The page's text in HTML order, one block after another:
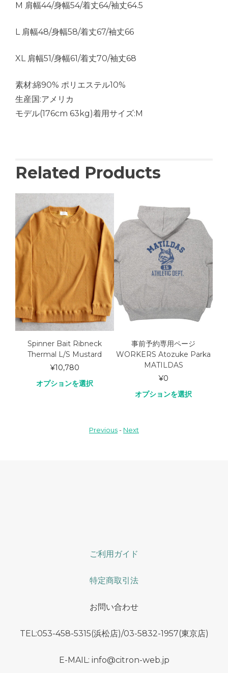
M 肩幅44/身幅54/着丈64/袖丈64.5
L 肩幅48/身幅58/着丈67/袖丈66
XL 肩幅51/身幅61/着丈70/袖丈68
素材:綿90% ポリエステル10%
生産国:アメリカ
モデル(176cm 63kg)着用サイズ:M
Related Products
Spinner Bait Ribneck
Thermal L/S Mustard
¥10,780
オプションを選択
事前予約専用ページ
WORKERS Atozuke Parka
MATILDAS
¥0
オプションを選択
Previous- Next
ご利用ガイド
特定商取引法
お問い合わせ
TEL:053-458-5315(浜松店)/03-5832-1957(東京店)
E-MAIL: info@citron-web.jp